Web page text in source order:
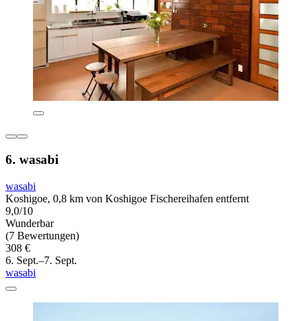
6. wasabi
wasabi
Koshigoe, 0,8 km von Koshigoe Fischereihafen entfernt
9,0/10
Wunderbar
(7 Bewertungen)
308 €
6. Sept.–7. Sept.
wasabi